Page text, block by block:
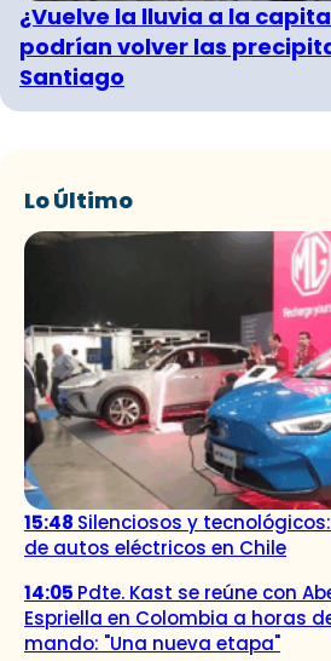
¿Vuelve la lluvia a la
podrían volver las
Santiago
Lo Último
15:48 Silenciosos y
de autos eléctricos en Chile
14:05 Pdte. Kast se reúne con
Espriella en Colombia a horas
mando: "Una nueva etapa"